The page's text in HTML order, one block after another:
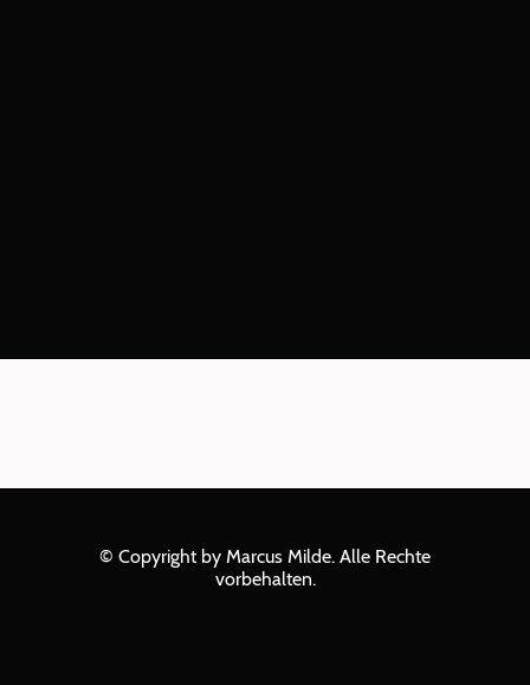
© Copyright by Marcus Milde. Alle Rechte
vorbehalten.